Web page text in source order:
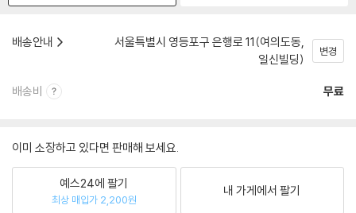
배송안내
서울특별시 영등포구 은행로 11(여의도동,
일신빌딩)
변경
배송비 무료
이미 소장하고 있다면 판매해 보세요.
예스24에 팔기
최상 매입가 2,200원
내 가게에서 팔기